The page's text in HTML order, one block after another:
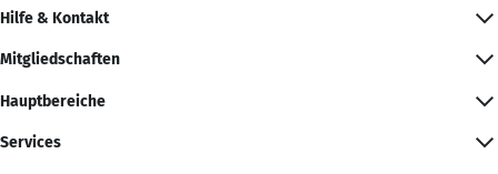
Hilfe & Kontakt
Mitgliedschaften
Hauptbereiche
Services